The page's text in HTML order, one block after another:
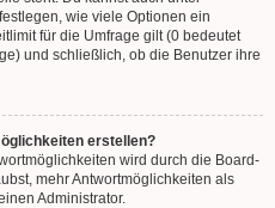
wie viele Optionen ein
für die Umfrage gilt (0 bedeutet
und schließlich, ob die Benutzer ihre
erstellen?
wird durch die Board-
mehr Antwortmöglichkeiten als
Administrator.